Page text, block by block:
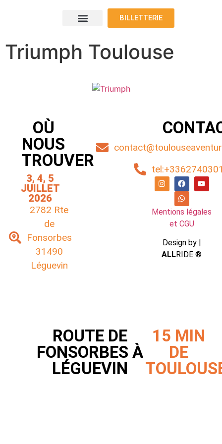
BILLETTERIE
Triumph Toulouse
OÙ
NOUS
TROUVER
3, 4, 5
JUILLET
2026
2782 Rte
de
Fonsorbes
31490
Léguevin
Mentions légales
et CGU
Design by |
ALLRIDE ®
ROUTE DE
FONSORBES À
LÉGUEVIN
15 MIN
DE